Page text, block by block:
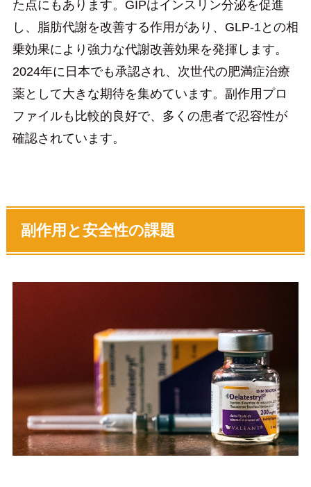
た点にもあります。GIPはインスリン分泌を促進
し、脂肪代謝を改善する作用があり、GLP-1との相
乗効果により強力な代謝改善効果を発揮します。
2024年に日本でも承認され、次世代の肥満症治療
薬として大きな期待を集めています。副作用プロ
ファイルも比較的良好で、多くの患者で忍容性が
確認されています。
副作用と安全性の課題